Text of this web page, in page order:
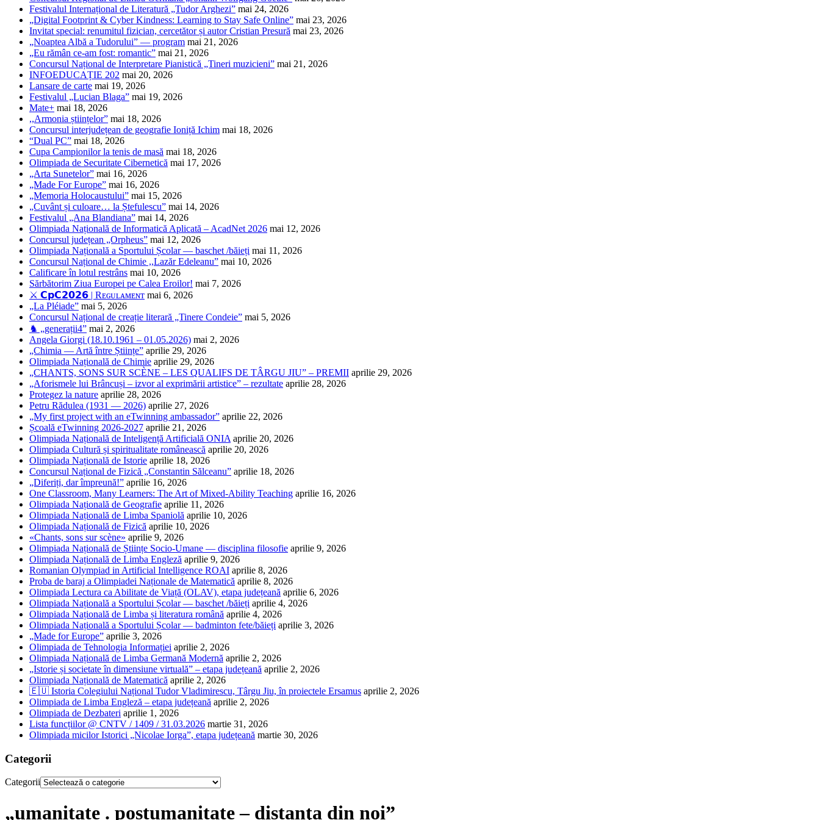
Festivalul Internațional de Literatură „Tudor Arghezi” mai 24, 2026
„Digital Footprint & Cyber Kindness: Learning to Stay Safe Online” mai 23, 2026
Invitat special: renumitul fizician, cercetător și autor Cristian Presură mai 23, 2026
„Noaptea Albă a Tudorului” — program mai 21, 2026
„Eu rămân ce-am fost: romantic” mai 21, 2026
Concursul Național de Interpretare Pianistică „Tineri muzicieni” mai 21, 2026
INFOEDUCAȚIE 202 mai 20, 2026
Lansare de carte mai 19, 2026
Festivalul „Lucian Blaga” mai 19, 2026
Mate+ mai 18, 2026
,,Armonia științelor” mai 18, 2026
Concursul interjudețean de geografie Ioniță Ichim mai 18, 2026
“Dual PC” mai 18, 2026
Cupa Campionilor la tenis de masă mai 18, 2026
Olimpiada de Securitate Cibernetică mai 17, 2026
„Arta Sunetelor” mai 16, 2026
„Made For Europe” mai 16, 2026
„Memoria Holocaustului” mai 15, 2026
„Cuvânt și culoare… la Ștefulescu” mai 14, 2026
Festivalul „Ana Blandiana” mai 14, 2026
Olimpiada Națională de Informatică Aplicată – AcadNet 2026 mai 12, 2026
Concursul județean „Orpheus” mai 12, 2026
Olimpiada Națională a Sportului Școlar — baschet /băieți mai 11, 2026
Concursul Național de Chimie ,,Lazăr Edeleanu” mai 10, 2026
Calificare în lotul restrâns mai 10, 2026
Sărbătorim Ziua Europei pe Calea Eroilor! mai 7, 2026
⚔️ 𝗖𝗽𝗖𝟮𝟬𝟮𝟲 | Rᴇɢᴜʟᴀᴍᴇɴᴛ mai 6, 2026
„La Pléiade” mai 5, 2026
Concursul Național de creație literară „Tinere Condeie” mai 5, 2026
♞ „generații4” mai 2, 2026
Angela Giorgi (18.10.1961 – 01.05.2026) mai 2, 2026
„Chimia — Artă între Științe” aprilie 29, 2026
Olimpiada Națională de Chimie aprilie 29, 2026
„CHANTS, SONS SUR SCÈNE – LES QUALIFS DE TÂRGU JIU” – PREMII aprilie 29, 2026
„Aforismele lui Brâncuși – izvor al exprimării artistice” – rezultate aprilie 28, 2026
Protegez la nature aprilie 28, 2026
Petru Rădulea (1931 — 2026) aprilie 27, 2026
„My first project with an eTwinning ambassador” aprilie 22, 2026
Școală eTwinning 2026-2027 aprilie 21, 2026
Olimpiada Națională de Inteligență Artificială ONIA aprilie 20, 2026
Olimpiada Cultură și spiritualitate românească aprilie 20, 2026
Olimpiada Națională de Istorie aprilie 18, 2026
Concursul Național de Fizică „Constantin Sălceanu” aprilie 18, 2026
„Diferiți, dar împreună!” aprilie 16, 2026
One Classroom, Many Learners: The Art of Mixed-Ability Teaching aprilie 16, 2026
Olimpiada Națională de Geografie aprilie 11, 2026
Olimpiada Națională de Limba Spaniolă aprilie 10, 2026
Olimpiada Națională de Fizică aprilie 10, 2026
«Chants, sons sur scène» aprilie 9, 2026
Olimpiada Națională de Științe Socio-Umane — disciplina filosofie aprilie 9, 2026
Olimpiada Națională de Limba Engleză aprilie 9, 2026
Romanian Olympiad in Artificial Intelligence ROAI aprilie 8, 2026
Proba de baraj a Olimpiadei Naționale de Matematică aprilie 8, 2026
Olimpiada Lectura ca Abilitate de Viață (OLAV), etapa județeană aprilie 6, 2026
Olimpiada Națională a Sportului Școlar — baschet /băieți aprilie 4, 2026
Olimpiada Națională de Limba și literatura română aprilie 4, 2026
Olimpiada Națională a Sportului Școlar — badminton fete/băieți aprilie 3, 2026
„Made for Europe” aprilie 3, 2026
Olimpiada de Tehnologia Informației aprilie 2, 2026
Olimpiada Națională de Limba Germană Modernă aprilie 2, 2026
„Istorie și societate în dimensiune virtuală” – etapa județeană aprilie 2, 2026
Olimpiada Națională de Matematică aprilie 2, 2026
🇪🇺 Istoria Colegiului Național Tudor Vladimirescu, Târgu Jiu, în proiectele Ersamus aprilie 2, 2026
Olimpiada de Limba Engleză – etapa județeană aprilie 2, 2026
Olimpiada de Dezbateri aprilie 1, 2026
Lista funcțiilor @ CNTV / 1409 / 31.03.2026 martie 31, 2026
Olimpiada micilor Istorici „Nicolae Iorga”, etapa județeană martie 30, 2026
Categorii
Categorii
„umanitate . postumanitate – distanţa din noi”